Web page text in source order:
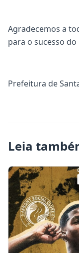
Agradecemos a
para o sucesso do
Prefeitura de
Leia